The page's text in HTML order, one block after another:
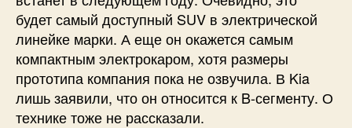
будет самый доступный SUV в электрической
линейке марки. А еще он окажется самым
компактным электрокаром, хотя размеры
прототипа компания пока не озвучила. В Kia
лишь заявили, что он относится к B-сегменту. О
технике тоже не рассказали.